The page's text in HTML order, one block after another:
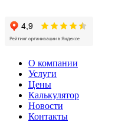
О компании
Услуги
Цены
Калькулятор
Новости
Контакты